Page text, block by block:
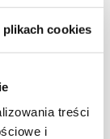
plikach cookies
treści
i